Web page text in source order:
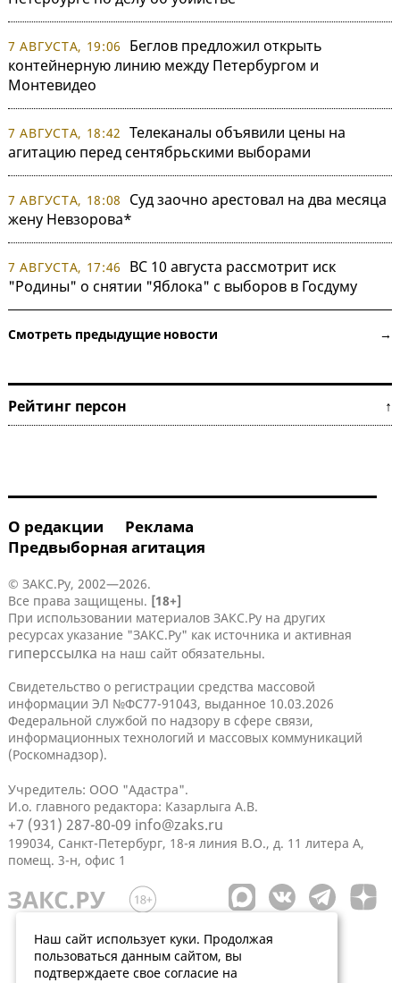
7 АВГУСТА, 19:06
Беглов предложил открыть
контейнерную линию между Петербургом и
Монтевидео
7 АВГУСТА, 18:42 Телеканалы объявили цены на
агитацию перед сентябрьскими выборами
7 АВГУСТА, 18:08
Суд заочно арестовал на два месяца
жену Невзорова*
7 АВГУСТА, 17:46
ВС 10 августа рассмотрит иск
"Родины" о снятии "Яблока" с выборов в Госдуму
Смотреть предыдущие новости →
Рейтинг персон ↑
О редакции
Реклама
Предвыборная агитация
© ЗАКС.Ру, 2002—2026.
Все права защищены. [18+]
При использовании материалов ЗАКС.Ру на других
ресурсах указание "ЗАКС.Ру" как источника и активная
гиперссылка на наш сайт обязательны.
Свидетельство о регистрации средства массовой
информации ЭЛ №ФС77-91043, выданное 10.03.2026
Федеральной службой по надзору в сфере связи,
информационных технологий и массовых коммуникаций
(Роскомнадзор).
Учредитель: ООО "Адастра".
И.о. главного редактора: Казарлыга А.В.
+7 (931) 287-80-09 info@zaks.ru
199034, Санкт-Петербург, 18-я линия В.О., д. 11 литера А,
помещ. 3-н, офис 1
Наш сайт использует куки. Продолжая
пользоваться данным сайтом, вы
подтверждаете свое согласие на